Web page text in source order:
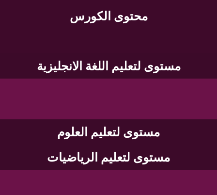
محتوى الكورس
مستوى لتعليم اللغة الانجليزية
مستوى لتعليم العلوم
مستوى لتعليم الرياضيات